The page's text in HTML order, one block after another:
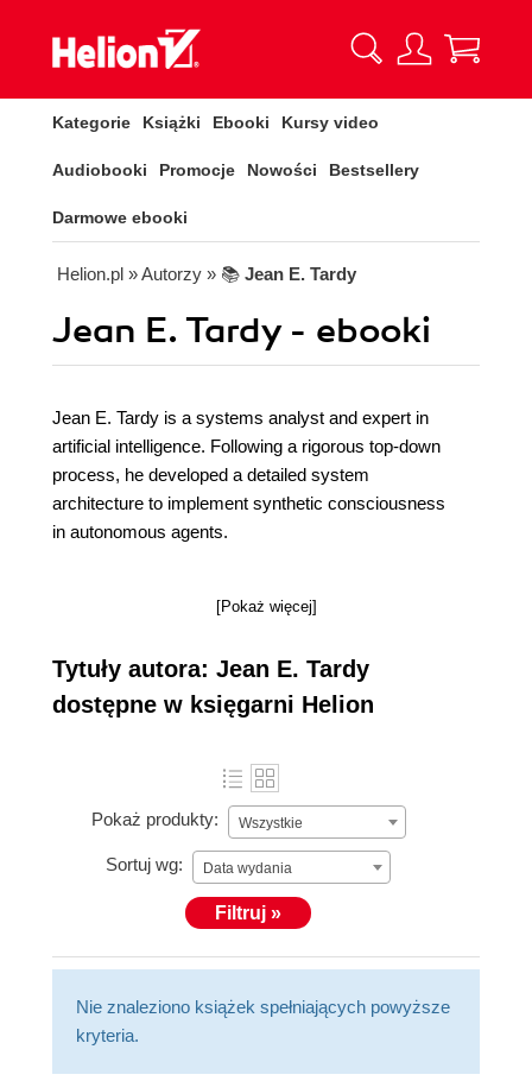
Kategorie Książki Ebooki Kursy video
Audiobooki Promocje Nowości Bestsellery
Darmowe ebooki
Helion.pl » Autorzy » 📚 Jean E. Tardy
Jean E. Tardy - ebooki
Jean E. Tardy is a systems analyst and expert in
artificial intelligence. Following a rigorous top-down
process, he developed a detailed system
architecture to implement synthetic consciousness
in autonomous agents.
[Pokaż więcej]
Tytuły autora: Jean E. Tardy
dostępne w księgarni Helion
Pokaż produkty: Wszystkie
Sortuj wg: Data wydania
Filtruj »
Nie znaleziono książek spełniających powyższe
kryteria.